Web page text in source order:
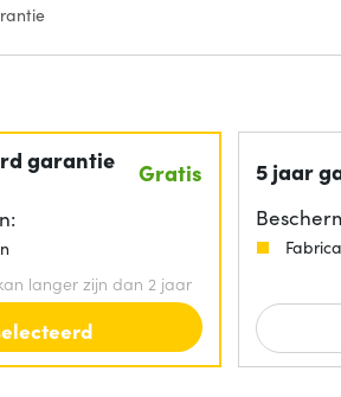
garantie Gratis
langer zijn dan 2 jaar
5 jaar